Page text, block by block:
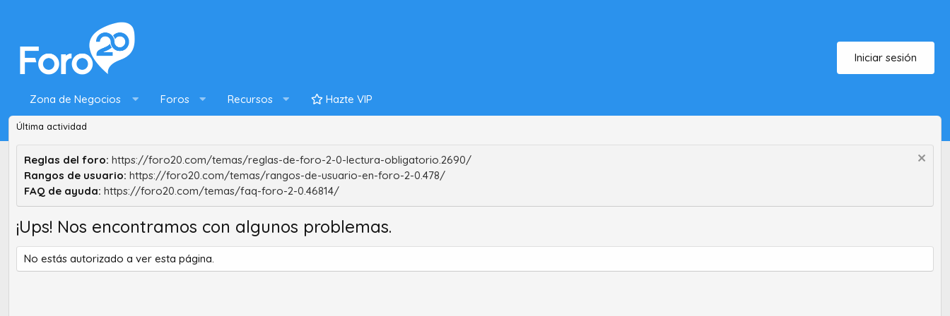
Iniciar sesión
Zona de Negocios Foros Recursos Hazte VIP
Última actividad
Reglas del foro: https://foro20.com/temas/reglas-de-foro-2-0-lectura-obligatorio.2690/
Rangos de usuario: https://foro20.com/temas/rangos-de-usuario-en-foro-2-0.478/
FAQ de ayuda: https://foro20.com/temas/faq-foro-2-0.46814/
¡Ups! Nos encontramos con algunos problemas.
No estás autorizado a ver esta página.